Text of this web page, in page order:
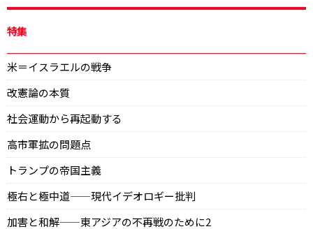
特集
米＝イスラエルの戦争
改憲論の本質
社会運動から再起動する
高市軍拡の問題点
トランプの帝国主義
極右と極中道——現代イデオロギー批判
加害と和解——東アジアの不再戦のために2